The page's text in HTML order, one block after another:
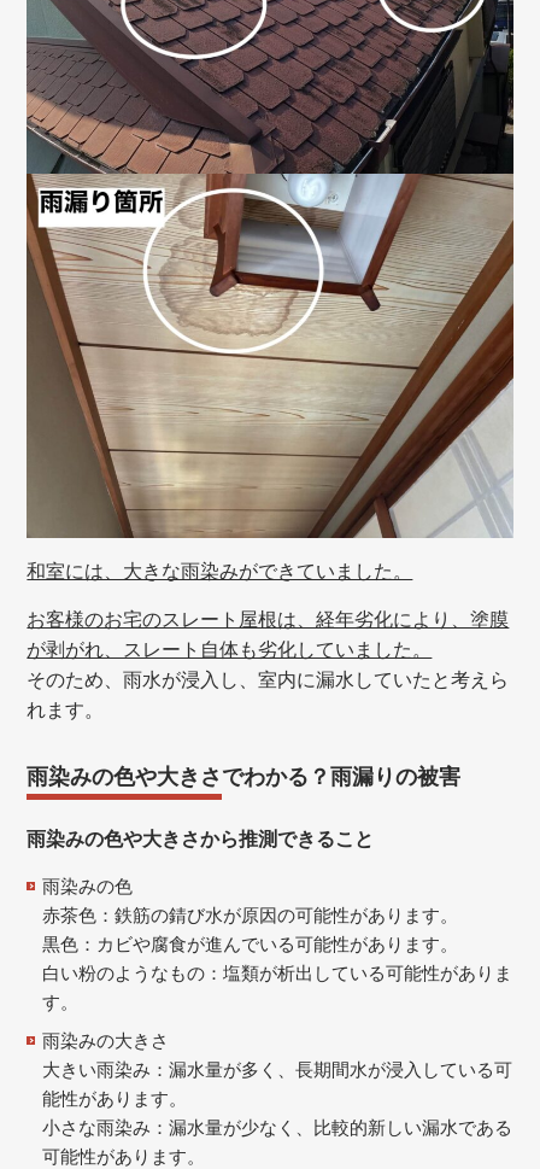
和室には、大きな雨染みができていました。
お客様のお宅のスレート屋根は、経年劣化により、塗膜
が剥がれ、スレート自体も劣化していました。
そのため、雨水が浸入し、室内に漏水していたと考えら
れます。
雨染みの色や大きさでわかる？雨漏りの被害
雨染みの色や大きさから推測できること
雨染みの色
赤茶色：鉄筋の錆び水が原因の可能性があります。
黒色：カビや腐食が進んでいる可能性があります。
白い粉のようなもの：塩類が析出している可能性がありま
す。
雨染みの大きさ
大きい雨染み：漏水量が多く、長期間水が浸入している可
能性があります。
小さな雨染み：漏水量が少なく、比較的新しい漏水である
可能性があります。